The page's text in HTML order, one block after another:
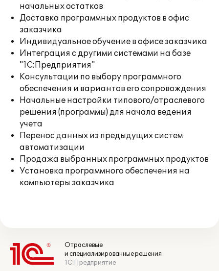
начальных остатков
Доставка программных продуктов в офис
заказчика
Индивидуальное обучение в офисе заказчика
Интеграция с другими системами на базе
"1С:Предприятия"
Консультации по выбору программного
обеспечения и вариантов его сопровождения
Начальные настройки типового/отраслевого
решения (программы) для начала ведения
учета
Перенос данных из предыдущих систем
автоматизации
Продажа выбранных программных продуктов
Установка программного обеспечения на
компьютеры заказчика
Отраслевые
и специализированные решения
1С:Предприятие